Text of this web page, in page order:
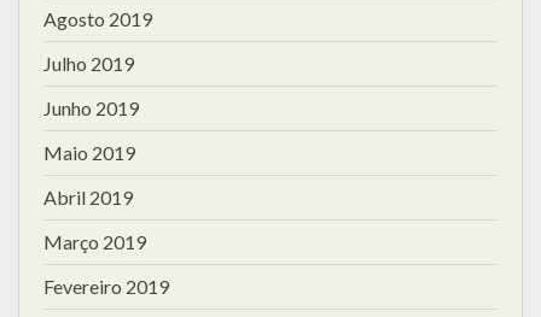
Agosto 2019
Julho 2019
Junho 2019
Maio 2019
Abril 2019
Março 2019
Fevereiro 2019